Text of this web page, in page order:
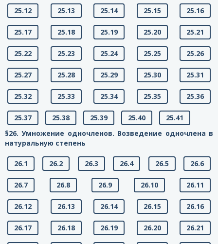
25.12 25.13 25.14 25.15 25.16
25.17 25.18 25.19 25.20 25.21
25.22 25.23 25.24 25.25 25.26
25.27 25.28 25.29 25.30 25.31
25.32 25.33 25.34 25.35 25.36
25.37 25.38 25.39 25.40
25.41
§26. Умножение одночленов. Возведение одночлена в
натуральную степень
26.1 26.2 26.3 26.4 26.5 26.6
26.7 26.8 26.9 26.10 26.11
26.12 26.13 26.14 26.15 26.16
26.17 26.18 26.19 26.20 26.21